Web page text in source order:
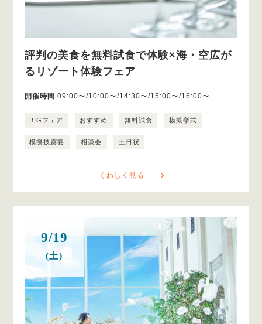
評判の美食を無料試食で体験×海・空広が
るリゾート体験フェア
開催時間 09:00〜/10:00〜/14:30〜/15:00〜/16:00〜
BIGフェア おすすめ 無料試食 模擬挙式
模擬披露宴 相談会 土日祝
くわしく見る
9/19
(土)